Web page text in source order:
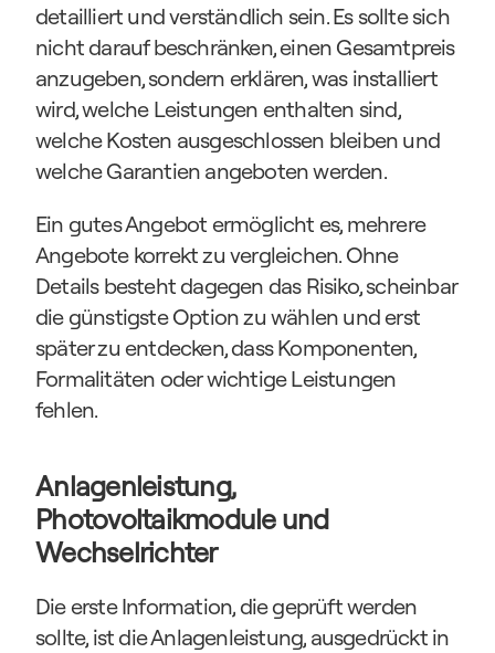
detailliert und verständlich sein. Es sollte sich
nicht darauf beschränken, einen Gesamtpreis
anzugeben, sondern erklären, was installiert
wird, welche Leistungen enthalten sind,
welche Kosten ausgeschlossen bleiben und
welche Garantien angeboten werden.
Ein gutes Angebot ermöglicht es, mehrere
Angebote korrekt zu vergleichen. Ohne
Details besteht dagegen das Risiko, scheinbar
die günstigste Option zu wählen und erst
später zu entdecken, dass Komponenten,
Formalitäten oder wichtige Leistungen
fehlen.
Anlagenleistung,
Photovoltaikmodule und
Wechselrichter
Die erste Information, die geprüft werden
sollte, ist die Anlagenleistung, ausgedrückt in